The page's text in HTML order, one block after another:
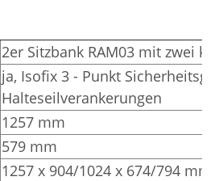
2er Sitzbank RAM03 mit zwei
ja, Isofix 3 - Punkt
Halteseilverankerungen
1257 mm
579 mm
1257 x 904/1024 x 674/794 mm